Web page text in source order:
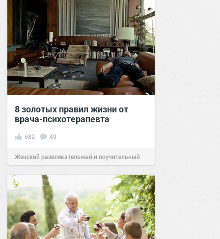
8 золотых правил жизни от
врача-психотерапевта
682 49
Женский развлекательный и поучительный
сайт. 08:29 05 сен 2020